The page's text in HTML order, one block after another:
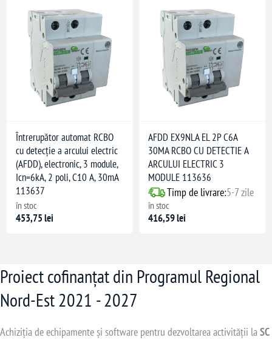
Întrerupător automat RCBO
cu detecție a arcului electric
(AFDD), electronic, 3 module,
Icn=6kA, 2 poli, C10 A, 30mA
113637
în stoc
453,75 lei
AFDD EX9NLA EL 2P C6A
30MA RCBO CU DETECTIE A
ARCULUI ELECTRIC 3
MODULE 113636
Timp de livrare:5-7 zile
în stoc
416,59 lei
Proiect cofinanțat din Programul Regional
Nord-Est 2021 - 2027
Achiziția de echipamente și software pentru dezvoltarea activității laSC